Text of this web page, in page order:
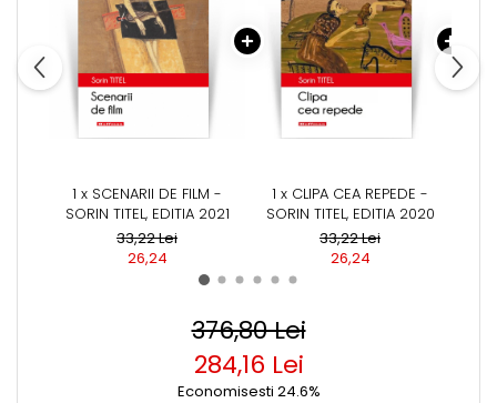
1 x SCENARII DE FILM -
SORIN TITEL, EDITIA 2021
33,22 Lei
26,24
1 x CLIPA CEA REPEDE -
SORIN TITEL, EDITIA 2020
33,22 Lei
26,24
376,80 Lei
284,16 Lei
Economisesti 24.6%